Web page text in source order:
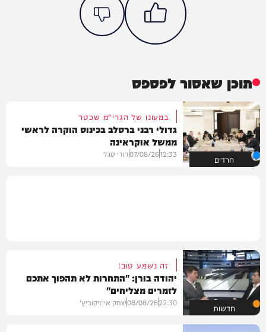
תוכן שאסור לפספס
חרדים
במעונו של הגרי"מ שכטר
גדולי רבני ברסלב בכינוס הוקרה לראשי
ממשל אוקראינה
12:33
07/08/26דודי סגל
חדשות
זה נשמע טוב!
יהודה בורן: "התחרות לא תהפוך אתכם
לזמרים מצליחים"
22:30
08/08/26יצחק אייזיקוביץ'